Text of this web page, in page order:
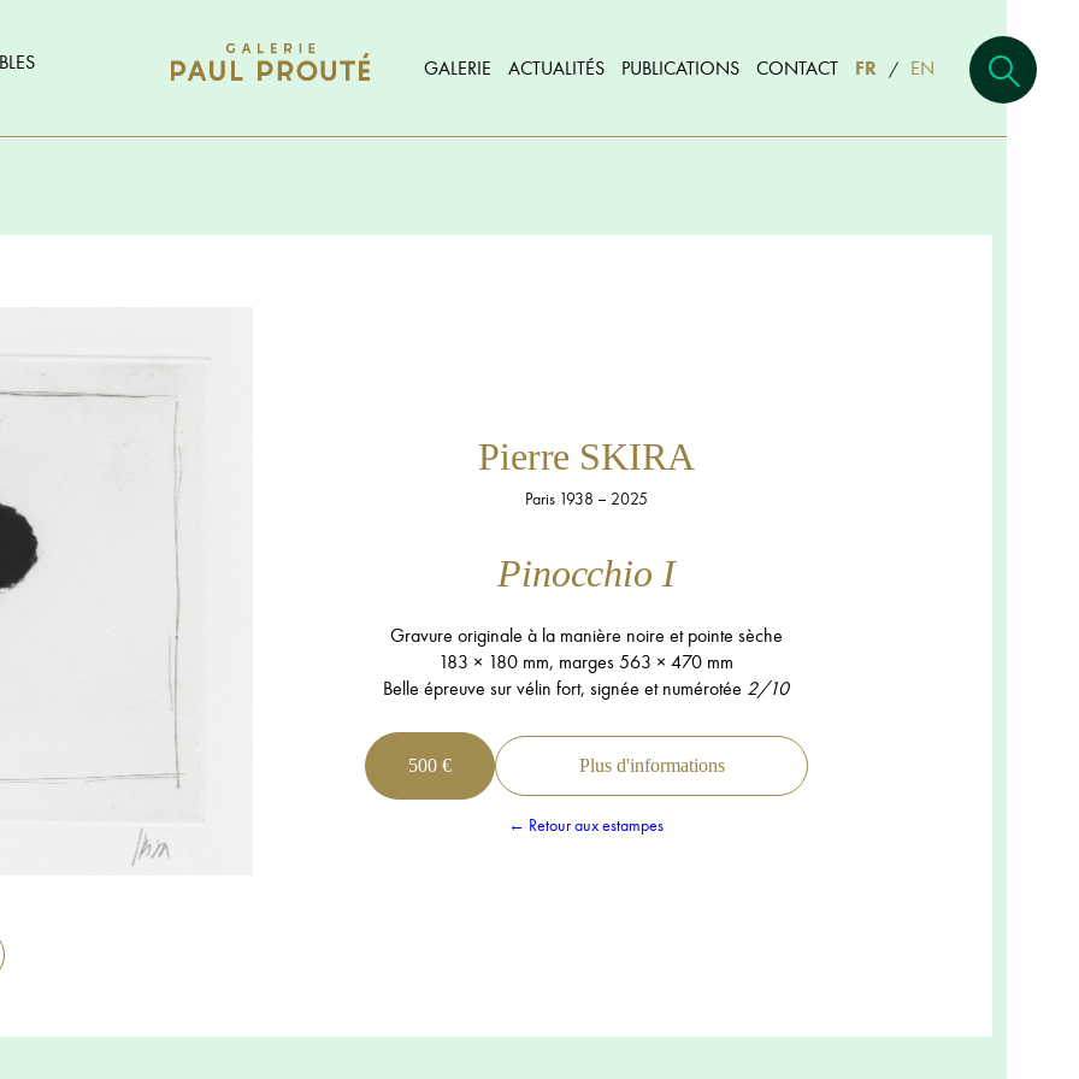
GALERIE ACTUALITÉS PUBLICATIONS CONTACT FR / EN
Pierre SKIRA
Paris 1938 – 2025
Pinocchio I
Gravure originale à la manière noire et pointe sèche
183 × 180 mm, marges 563 × 470 mm
Belle épreuve sur vélin fort, signée et numérotée 2/10
500 € Plus d'informations
← Retour aux estampes